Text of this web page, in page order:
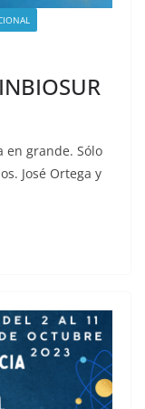
en grande. Sólo
José Ortega y